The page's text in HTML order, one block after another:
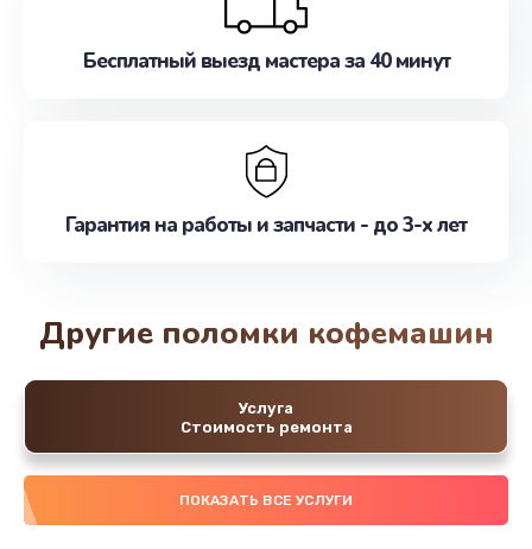
Бесплатный выезд мастера за 40 минут
Гарантия на работы и запчасти - до 3-х лет
Другие поломки кофемашин
Услуга
Стоимость ремонта
ПОКАЗАТЬ ВСЕ УСЛУГИ